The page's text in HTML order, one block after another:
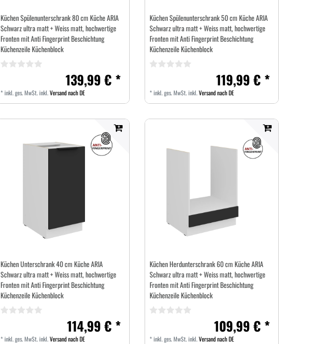
Küchen Spülenunterschrank 80 cm Küche ARIA
Schwarz ultra matt + Weiss matt, hochwertige
Fronten mit Anti Fingerprint Beschichtung
Küchenzeile Küchenblock
139,99 € *
*inkl. ges. MwSt.inkl.Versand nach DE
Küchen Spülenunterschrank 50 cm Küche ARIA
Schwarz ultra matt + Weiss matt, hochwertige
Fronten mit Anti Fingerprint Beschichtung
Küchenzeile Küchenblock
119,99 € *
*inkl. ges. MwSt.inkl.Versand nach DE
Küchen Unterschrank 40 cm Küche ARIA
Schwarz ultra matt + Weiss matt, hochwertige
Fronten mit Anti Fingerprint Beschichtung
Küchenzeile Küchenblock
114,99 € *
*inkl. ges. MwSt.inkl.Versand nach DE
Küchen Herdunterschrank 60 cm Küche ARIA
Schwarz ultra matt + Weiss matt, hochwertige
Fronten mit Anti Fingerprint Beschichtung
Küchenzeile Küchenblock
109,99 € *
*inkl. ges. MwSt.inkl.Versand nach DE